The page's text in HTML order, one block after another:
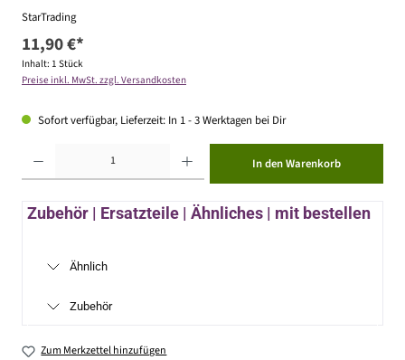
StarTrading
11,90 €*
Inhalt: 1 Stück
Preise inkl. MwSt. zzgl. Versandkosten
Sofort verfügbar, Lieferzeit: In 1 - 3 Werktagen bei Dir
In den Warenkorb
Zubehör | Ersatzteile | Ähnliches | mit bestellen
Ähnlich
Zubehör
Zum Merkzettel hinzufügen